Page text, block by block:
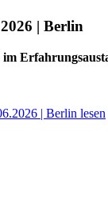
| Berlin
| Berlin lesen